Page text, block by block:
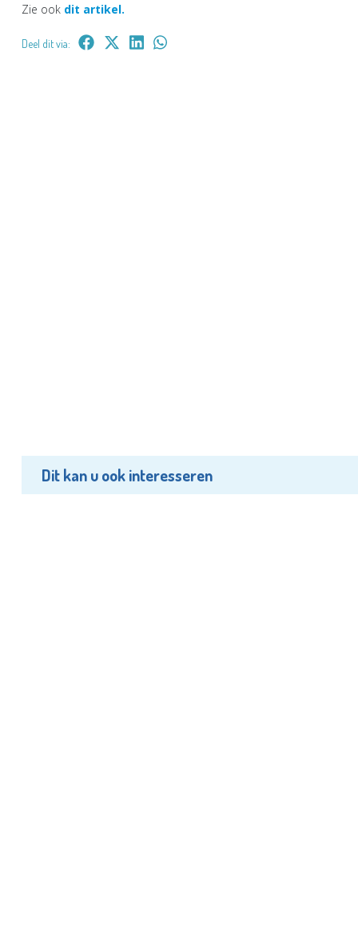
Zie ook dit artikel.
Deel dit via:
Dit kan u ook interesseren